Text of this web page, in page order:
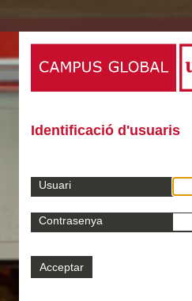
Identificació d'usuaris
Usuari
Contrasenya